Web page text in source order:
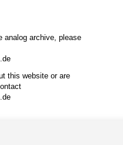
analog archive, please
this website or are